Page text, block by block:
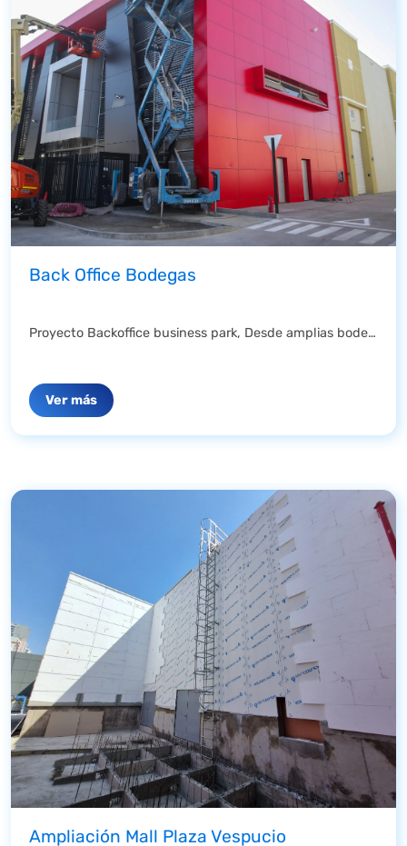
Back Office Bodegas
Proyecto Backoffice business park, Desde amplias bodegas para almacenamiento y distribución, ...
Ver más
Ampliación Mall Plaza Vespucio